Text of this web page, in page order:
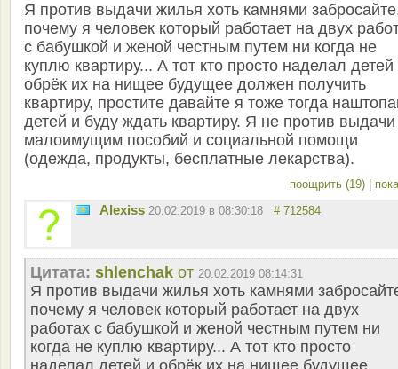
Я против выдачи жилья хоть камнями
почему я человек который работает на двух
с бабушкой и женой честным путем ни когда не
куплю квартиру... А тот кто просто наделал детей
обрёк их на нищее будущее должен получить
квартиру, простите давайте я тоже тогда
детей и буду ждать квартиру. Я не против выдачи
малоимущим пособий и социальной помощи
(одежда, продукты, бесплатные лекарства).
поощрить (19)
Alexiss 20.02.2019 в 08:30:18 # 712584
Цитата: shlenchak от 20.02.2019 08:14:31
Я против выдачи жилья хоть камнями
почему я человек который работает на двух
работах с бабушкой и женой честным путем ни
когда не куплю квартиру... А тот кто просто